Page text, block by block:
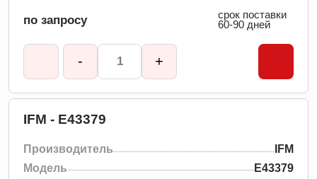
по запросу
срок поставки
60-90 дней
- +
IFM - E43379
Производитель
IFM
Модель
E43379